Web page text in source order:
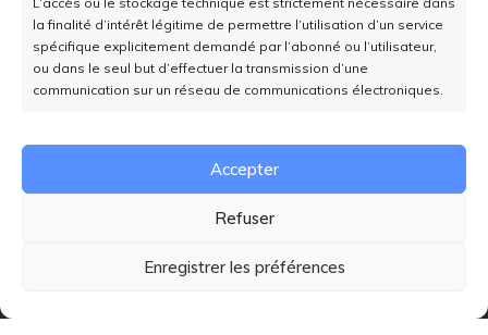
la finalité d’intérêt légitime de permettre l’utilisation d’un service
spécifique explicitement demandé par l’abonné ou l’utilisateur,
ou dans le seul but d’effectuer la transmission d’une
communication sur un réseau de communications électroniques.
Accepter
Refuser
Enregistrer les préférences
Votre partenaire automobile situé à Rixheim
mettons tout en œuvre pour vous livrer des
véhicules d’occasions de grande qualité, révisés
et garantis. En plus des véhicules visibles et
disponibles dans notre showroom nous
recherche personnalisée.